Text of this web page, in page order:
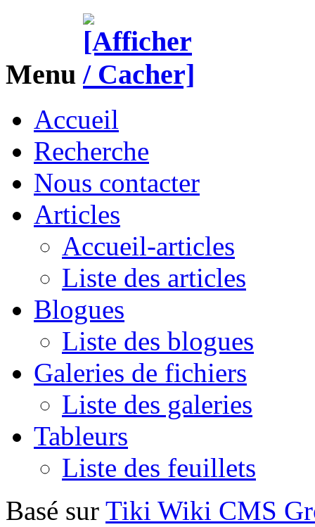
Menu
Accueil
Recherche
Nous contacter
Articles
Accueil-articles
Liste des articles
Blogues
Liste des blogues
Galeries de fichiers
Liste des galeries
Tableurs
Liste des feuillets
Basé sur Tiki Wiki CMS